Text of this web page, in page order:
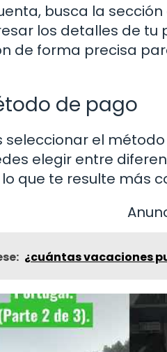
busca la
los detalles de tu
de forma precisa
de pago
seleccionar el
elegir entre
que te resulte más
¿cuántas vacaciones